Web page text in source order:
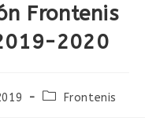
Frontenis
2020
Categoría
Frontenis